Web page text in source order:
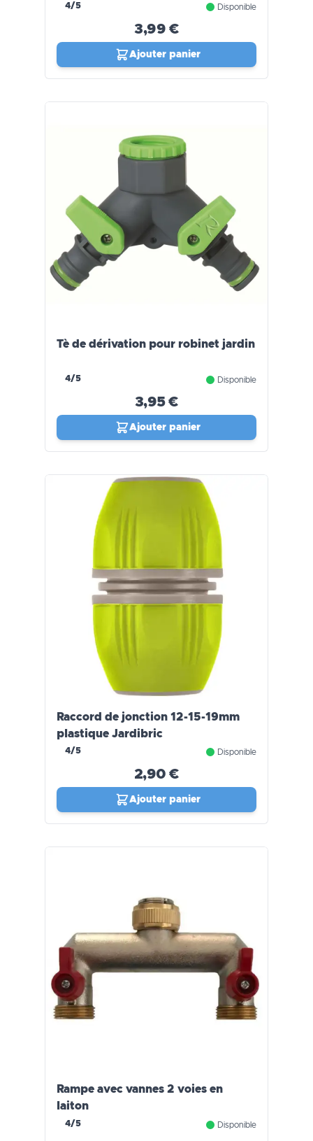
4/5 Disponible
3,99 €
Ajouter panier
Tè de dérivation pour robinet jardin
4/5 Disponible
3,95 €
Ajouter panier
Raccord de jonction 12-15-19mm
plastique Jardibric
4/5 Disponible
2,90 €
Ajouter panier
Rampe avec vannes 2 voies en
laiton
4/5 Disponible